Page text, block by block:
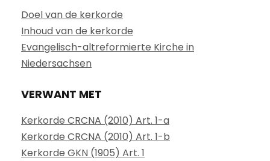
Doel van de kerkorde
Inhoud van de kerkorde
Evangelisch-altreformierte Kirche in
Niedersachsen
VERWANT MET
Kerkorde CRCNA (2010) Art. 1-a
Kerkorde CRCNA (2010) Art. 1-b
Kerkorde GKN (1905) Art. 1